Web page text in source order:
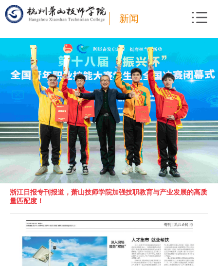
新闻
浙江日报专刊报道，萧山技师学院加强技职教育与产业发展的高质
量匹配度！